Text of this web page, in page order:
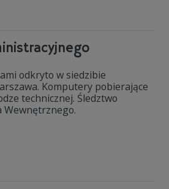
odkryto w siedzibie
Komputery pobierające
technicznej. Śledztwo
Wewnętrznego.